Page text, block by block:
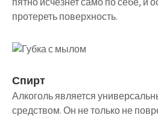
протереть поверхность.
Спирт
Алкоголь является
средством. Он не только не